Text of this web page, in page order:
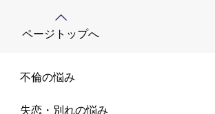
ページトップへ
不倫の悩み
失恋・別れの悩み